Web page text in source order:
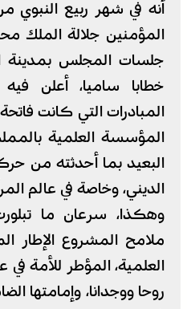
المؤمنين جلالة
جلسات المجلس بمدينة
خطابا ساميا، أعلن
المبادرات التي كانت
المؤسسة العلمية
البعيد بما أحدثته من
الديني، وخاصة في عالم
وهكذا، سرعان ما
ملامح المشروع الإطار
العلمية، المؤطر للأمة في
روحا ووجدانا، وإمامتها